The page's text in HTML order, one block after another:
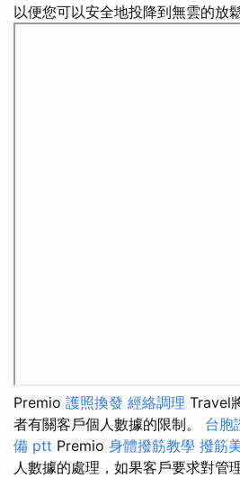
以便您可以安全地投降到無雲的放鬆
Premio 護照換發 經絡調理 Travel
者有關客戶個人數據的限制。 台胞
備 ptt Premio 身體撥筋教學 撥筋
人數據的處理，如果客戶要求對管